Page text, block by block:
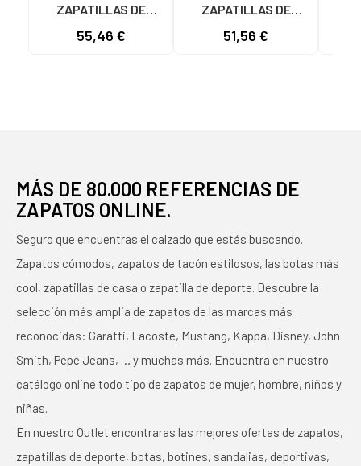
ZAPATILLAS DE
CAMPAGNOLO PARA
55,46 €
ZAPATILLAS DE
CAMPAGNOLO PARA
51,56 €
MÁS DE 80.000 REFERENCIAS DE
ZAPATOS ONLINE.
Seguro que encuentras el calzado que estás buscando.
Zapatos cómodos, zapatos de tacón estilosos, las botas más
cool, zapatillas de casa o zapatilla de deporte. Descubre la
selección más amplia de zapatos de las marcas más
reconocidas: Garatti, Lacoste, Mustang, Kappa, Disney, John
Smith, Pepe Jeans, … y muchas más. Encuentra en nuestro
catálogo online todo tipo de zapatos de mujer, hombre, niños y
niñas.
En nuestro Outlet encontraras las mejores ofertas de zapatos,
zapatillas de deporte, botas, botines, sandalias, deportivas,